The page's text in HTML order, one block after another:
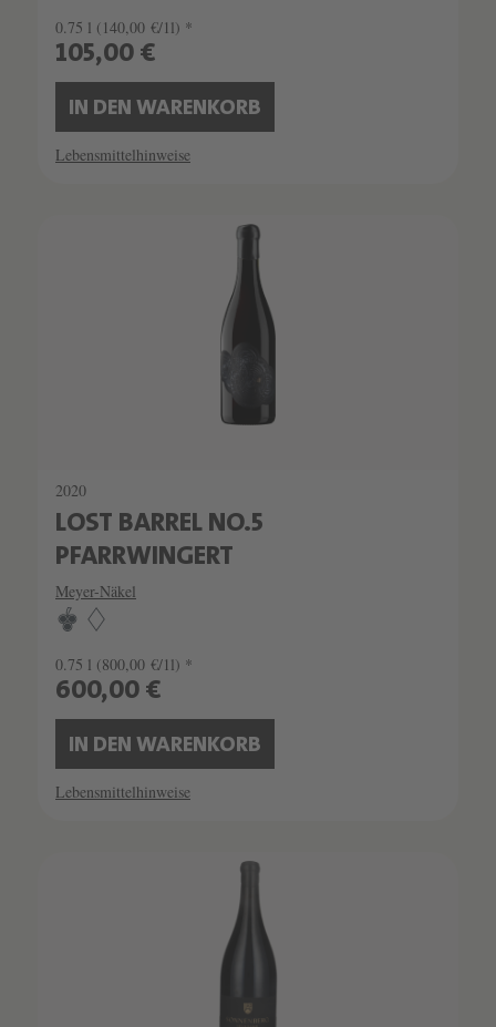
0.75 l (140,00 €/1l) *
105,00 €
IN DEN WARENKORB
Lebensmittelhinweise
2020
LOST BARREL NO.5
PFARRWINGERT
Meyer-Näkel
0.75 l (800,00 €/1l) *
600,00 €
IN DEN WARENKORB
Lebensmittelhinweise